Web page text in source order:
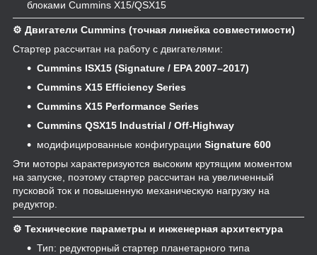
блоками Cummins X15/QSX15
⚙️ Двигатели Cummins (точная линейка совместимости)
Стартер рассчитан на работу с двигателями:
Cummins ISX15 (Signature / EPA 2007–2017)
Cummins X15 Efficiency Series
Cummins X15 Performance Series
Cummins QSX15 Industrial / Off-Highway
модифицированные конфигурации Signature 600
Эти моторы характеризуются высоким крутящим моментом
на запуске, поэтому стартер рассчитан на увеличенный
пусковой ток и повышенную механическую нагрузку на
редуктор.
⚙️ Технические параметры и инженерная архитектура
Тип: редукторный стартер планетарного типа